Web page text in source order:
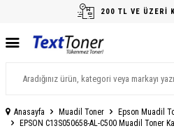
200 TL VE ÜZERİ
Anasayfa Muadil Toner
Epson Muadil
EPSON C13S050658-AL-C500 Muadil Toner